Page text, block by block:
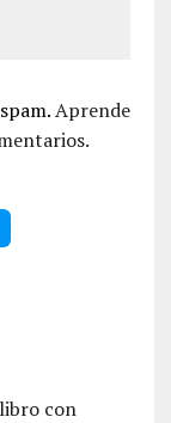
Aprende
con